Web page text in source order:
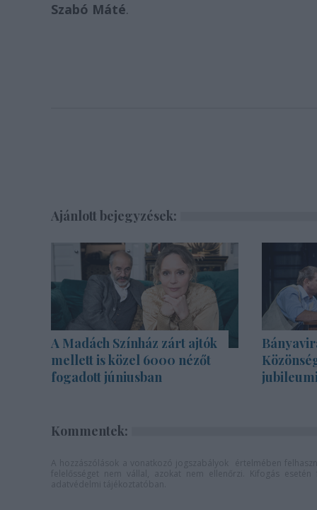
Szabó Máté.
Ajánlott bejegyzések:
A Madách Színház zárt ajtók
mellett is közel 6000 nézőt
fogadott júniusban
Kommentek: